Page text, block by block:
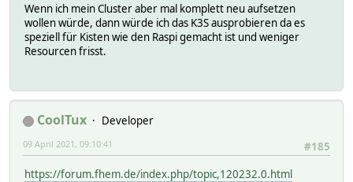
Wenn ich mein Cluster aber mal komplett neu aufsetzen
wollen würde, dann würde ich das K3S ausprobieren da es
speziell für Kisten wie den Raspi gemacht ist und weniger
Resourcen frisst.
CoolTux
Developer
#185
09 April 2021, 09:10:41
https://forum.fhem.de/index.php/topic,120232.0.html